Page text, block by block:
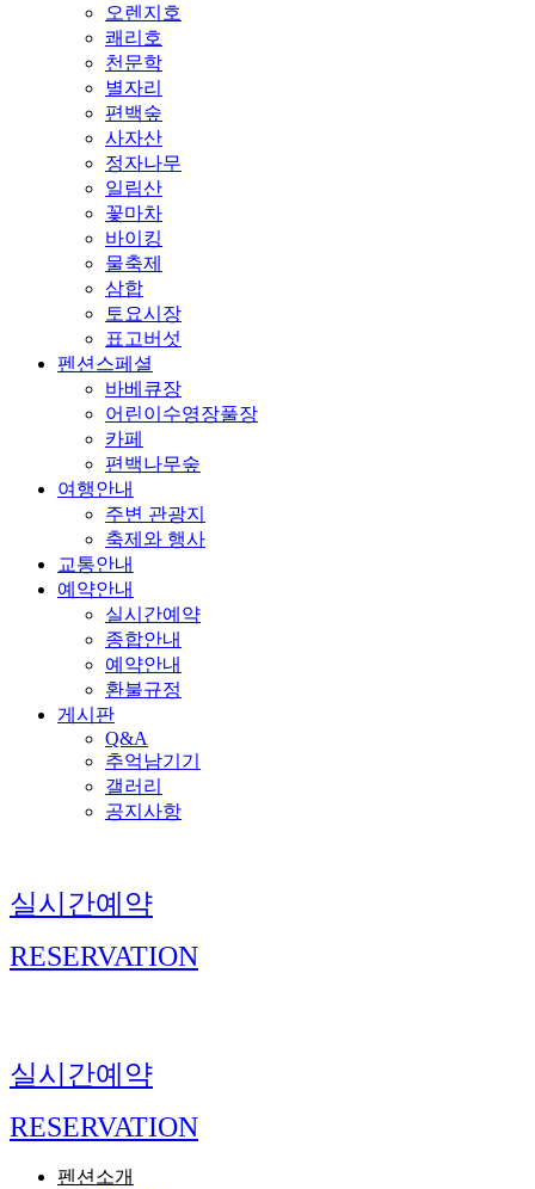
오렌지호
쾌리호
천문학
별자리
편백숲
사자산
정자나무
일림산
꽃마차
바이킹
물축제
삼합
토요시장
표고버섯
펜션스페셜
바베큐장
어린이수영장풀장
카페
편백나무숲
여행안내
주변 관광지
축제와 행사
교통안내
예약안내
실시간예약
종합안내
예약안내
환불규정
게시판
Q&A
추억남기기
갤러리
공지사항
실시간예약
RESERVATION
실시간예약
RESERVATION
펜션소개